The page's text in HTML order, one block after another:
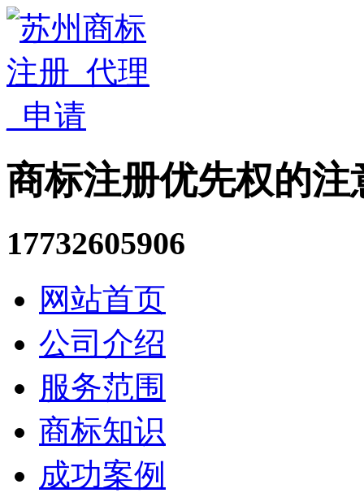
商标注册优先权的注
17732605906
网站首页
公司介绍
服务范围
商标知识
成功案例